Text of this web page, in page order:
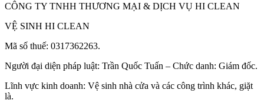
CÔNG TY TNHH THƯƠNG MẠI & DỊCH VỤ HI CLEAN
VỆ SINH HI CLEAN
Mã số thuế: 0317362263.
Người đại diện pháp luật: Trần Quốc Tuấn – Chức danh: Giám đốc.
Lĩnh vực kinh doanh: Vệ sinh nhà cửa và các công trình khác, giặt
là.